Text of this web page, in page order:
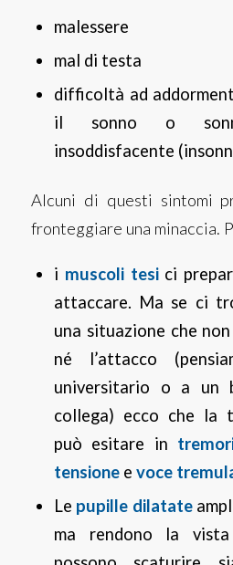
malessere
mal di testa
difficoltà ad
il sonno o
insoddisfacente
Alcuni di questi sintomi
fronteggiare una minaccia.
i muscoli tesici
attaccare. Ma se ci
una situazione che
né l’attacco
universitario o a un
collega) ecco che la
può esitare in
tensionee voce
Le pupille dilatate
ma rendono la